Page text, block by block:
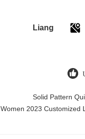
Liang
Solid Pattern
Women 2023 Customized